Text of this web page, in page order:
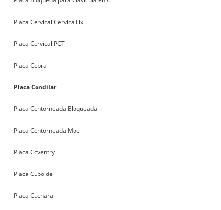
Placa Cervical CervicalFix
Placa Cervical PCT
Placa Cobra
Placa Condilar
Placa Contorneada Bloqueada
Placa Contorneada Moe
Placa Coventry
Placa Cuboide
Placa Cuchara